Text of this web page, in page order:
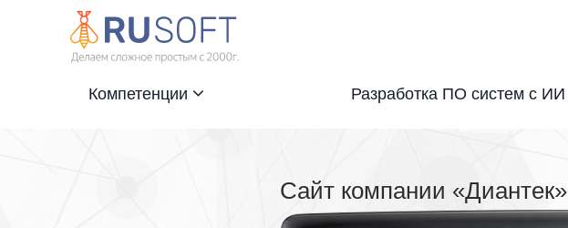
Компетенции Разработка ПО систем с ИИ
Сайт компании «Диантек»